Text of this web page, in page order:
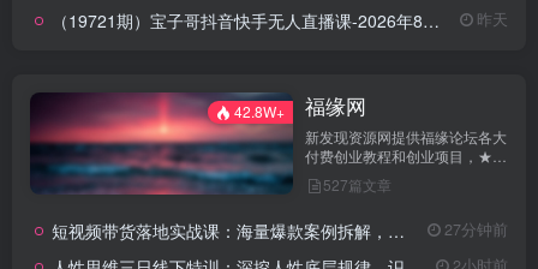
（19721期）宝子哥抖音快手无人直播课-2026年8月5更新｜从基础搭建到高阶起号，稳号防封技术，搭建自动化直播变现体系 昨天
42.8W+ 福缘网
新发现资源网提供福缘论坛各大
付费创业教程和创业项目，★每
日更新★知识付费VIP创业课程
包含自媒体，拼多多，淘宝电商
音快手等，创业就找新发现资源
527篇文章
短视频带货落地实战课：海量爆款案例拆解，掌握拍摄剪辑与带货脚本创作技巧 27分钟前